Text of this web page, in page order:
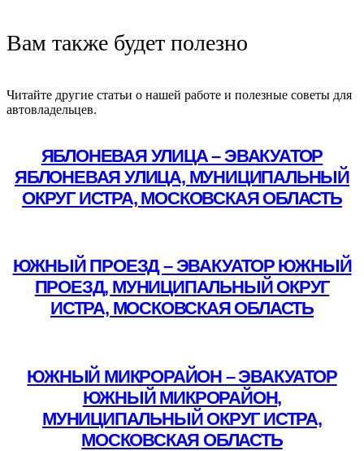
Вам также будет полезно
Читайте другие статьи о нашей работе и полезные советы для
автовладельцев.
ЯБЛОНЕВАЯ УЛИЦА – ЭВАКУАТОР
ЯБЛОНЕВАЯ УЛИЦА, МУНИЦИПАЛЬНЫЙ
ОКРУГ ИСТРА, МОСКОВСКАЯ ОБЛАСТЬ
ЮЖНЫЙ ПРОЕЗД – ЭВАКУАТОР ЮЖНЫЙ
ПРОЕЗД, МУНИЦИПАЛЬНЫЙ ОКРУГ
ИСТРА, МОСКОВСКАЯ ОБЛАСТЬ
ЮЖНЫЙ МИКРОРАЙОН – ЭВАКУАТОР
ЮЖНЫЙ МИКРОРАЙОН,
МУНИЦИПАЛЬНЫЙ ОКРУГ ИСТРА,
МОСКОВСКАЯ ОБЛАСТЬ